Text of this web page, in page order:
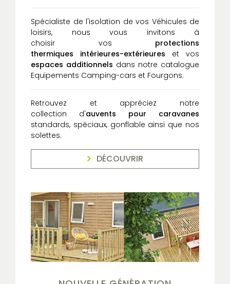
Spécialiste de l'isolation de vos Véhicules de
loisirs, nous vous invitons à
choisir vos protections
thermiques intérieures-extérieures et vos
espaces additionnels dans notre catalogue
Equipements Camping-cars et Fourgons.
Retrouvez et appréciez notre
collection d'auvents pour caravanes
standards, spéciaux, gonflable ainsi que nos
solettes.
DÉCOUVRIR